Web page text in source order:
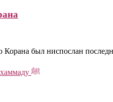
Корана был ниспослан